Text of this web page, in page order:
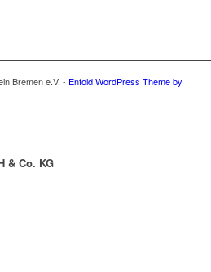
Bremen e.V. - Enfold WordPress Theme by
& Co. KG